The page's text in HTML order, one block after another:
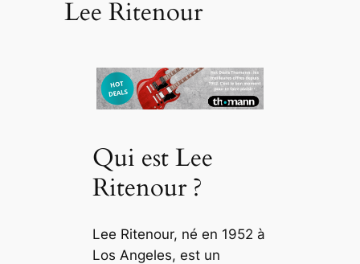
Lee Ritenour
Qui est Lee
Ritenour ?
Lee Ritenour, né en 1952 à
Los Angeles, est un